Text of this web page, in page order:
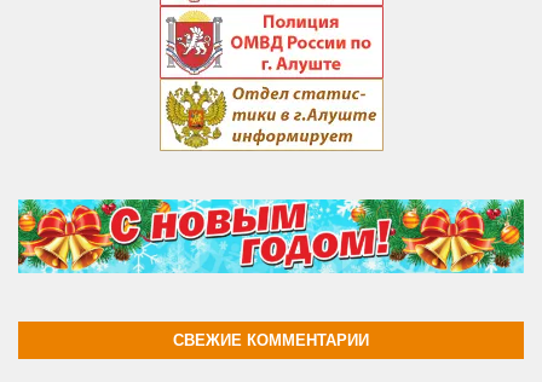
СВЕЖИЕ КОММЕНТАРИИ